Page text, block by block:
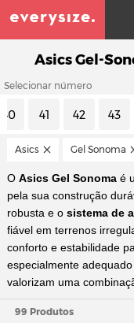
Asics Gel-
Selecionar número
40 41 42 43
Asics Gel Sonoma
O Asics Gel Sonomaé
pela sua construção
robusta e o sistema de
fiável em terrenos
conforto e estabilidade
especialmente
valorizam uma
99 Produtos